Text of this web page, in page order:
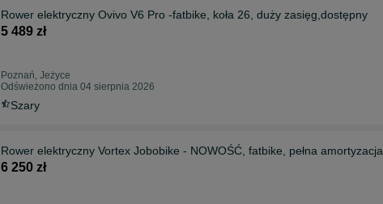
Rower elektryczny Ovivo V6 Pro -fatbike, koła 26, duży zasięg,dostępny
5 489 zł
Poznań, Jeżyce
Odświeżono dnia 04 sierpnia 2026
Szary
Rower elektryczny Vortex Jobobike - NOWOŚĆ, fatbike, pełna amortyzacja
6 250 zł